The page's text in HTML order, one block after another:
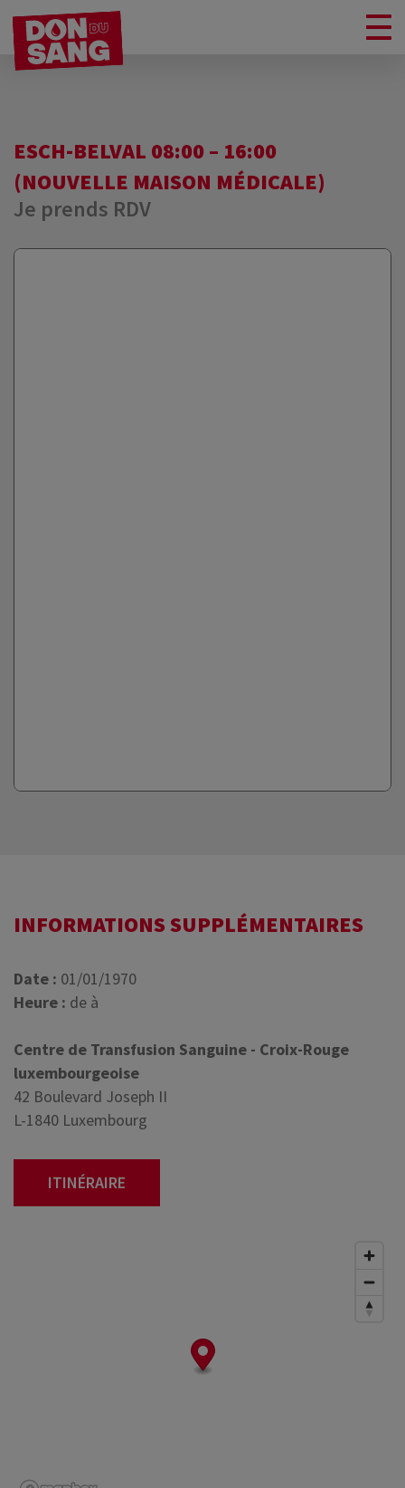
ESCH-BELVAL 08:00 – 16:00
(NOUVELLE MAISON MÉDICALE)
Je prends RDV
INFORMATIONS SUPPLÉMENTAIRES
Date : 01/01/1970
Heure : de à
Centre de Transfusion Sanguine - Croix-Rouge
luxembourgeoise
42 Boulevard Joseph II
L-1840 Luxembourg
ITINÉRAIRE